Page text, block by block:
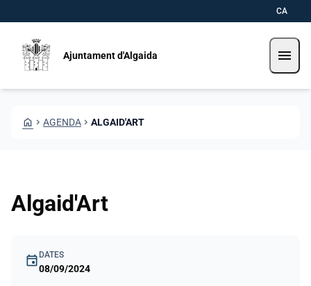
CA
Ajuntament d'Algaida menu
HOME CHEVRON_RIGHT AGENDA CHEVRON_RIGHT ALGAID'ART
Algaid'Art
event DATES
08/09/2024